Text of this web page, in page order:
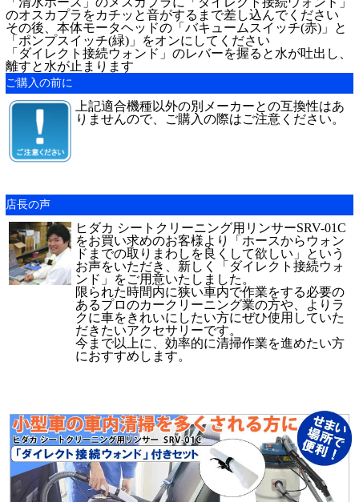
のオスカプラをカチッと音がするまで差し込んでください
その後、本体モータヘッドの「バキュームスイッチ(赤)」と
「ポンプスイッチ(緑)」をオンにしてください
「ダイレクト接続ウォンド」のレバーを握ると水が吐出し、
離すと水が止まります
ご購入の前に
上記適合機種以外の別メーカーとの互換性はあ
りませんので、ご購入の際はご注意ください。
店長の声
ヒダカ シートクリーニング用リンサーSRV-01C
をお買い求めのお客様より「ホースからウォン
ドまでの取りまわしを良くして欲しい」という
お声をいただき、新しく「ダイレクト接続ウォ
ンド」をご用意いたしました。
限られた時間内に狭い車内で作業をする必要の
あるプロのカークリーニング業の方や、よりラ
クに車をきれいにしたい方にぜひ使用していた
だきたいアクセサリーです。
今まで以上に、効率的に清掃作業を進めたい方
におすすめします。